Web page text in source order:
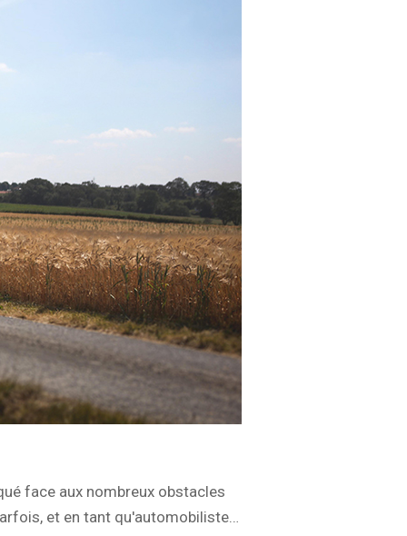
face aux nombreux obstacles
et en tant qu'automobiliste…